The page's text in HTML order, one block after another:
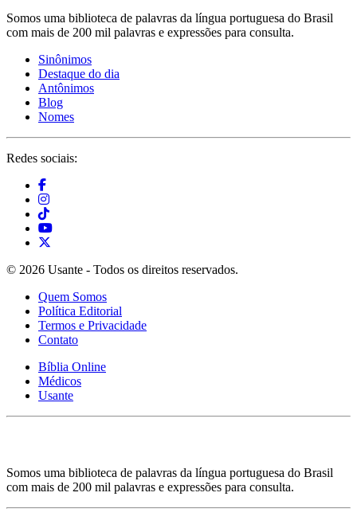
Somos uma biblioteca de palavras da língua portuguesa do Brasil
com mais de 200 mil palavras e expressões para consulta.
Sinônimos
Destaque do dia
Antônimos
Blog
Nomes
Redes sociais:
© 2026 Usante - Todos os direitos reservados.
Quem Somos
Política Editorial
Termos e Privacidade
Contato
Bíblia Online
Médicos
Usante
Somos uma biblioteca de palavras da língua portuguesa do Brasil
com mais de 200 mil palavras e expressões para consulta.